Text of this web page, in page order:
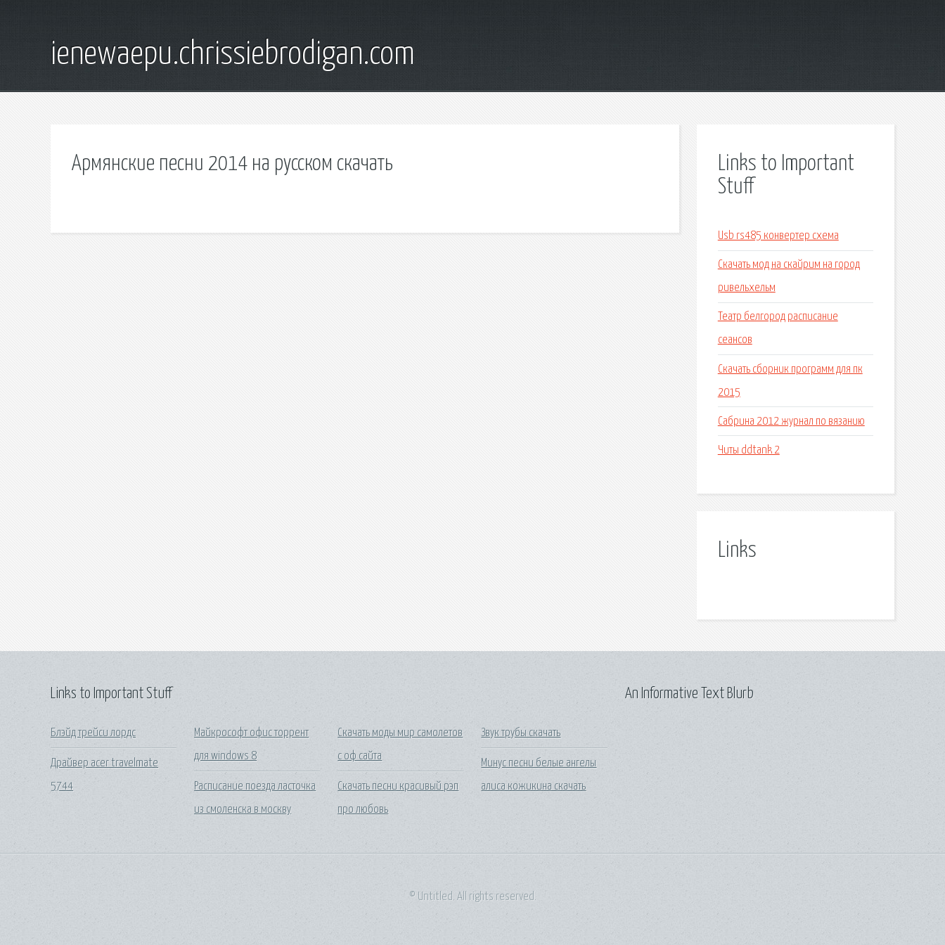
ienewaepu.chrissiebrodigan.com
Армянские песни 2014 на русском скачать
Links to Important
Stuff
Usb rs485 конвертер схема
Скачать мод на скайрим на город
ривельхельм
Театр белгород расписание
сеансов
Скачать сборник программ для пк
2015
Сабрина 2012 журнал по вязанию
Читы ddtank 2
Links
Links to Important Stuff
Блэйд трейси лордс
Драйвер acer travelmate
5744
Майкрософт офис торрент
для windows 8
Расписание поезда ласточка
из смоленска в москву
Скачать моды мир самолетов
с оф сайта
Скачать песни красивый рэп
про любовь
Звук трубы скачать
Минус песни белые ангелы
алиса кожикина скачать
An Informative Text Blurb
© Untitled. All rights reserved.